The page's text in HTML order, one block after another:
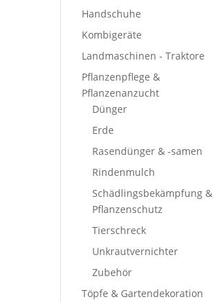
Handschuhe
Kombigeräte
Landmaschinen - Traktore
Pflanzenpflege &
Pflanzenanzucht
Dünger
Erde
Rasendünger & -samen
Rindenmulch
Schädlingsbekämpfung &
Pflanzenschutz
Tierschreck
Unkrautvernichter
Zubehör
Töpfe & Gartendekoration